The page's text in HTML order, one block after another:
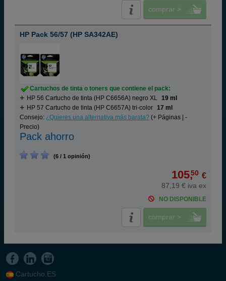
comprar >
HP Pack 56/57 (HP SA342AE)
Cartuchos de tinta o toners que contiene el pack:
HP 56 Cartucho de tinta (HP C6656A) negro XL 19 ml
HP 57 Cartucho de tinta (HP C6657A) tri-color 17 ml
Consejo: ¿Quieres una alternativa más barata? (+ Páginas | -
Precio)
Pack ahorro
(6 / 1 opinión)
105,50 €
87,19 € iva ex
NO DISPONIBLE
comprar >
Cartucho.ES